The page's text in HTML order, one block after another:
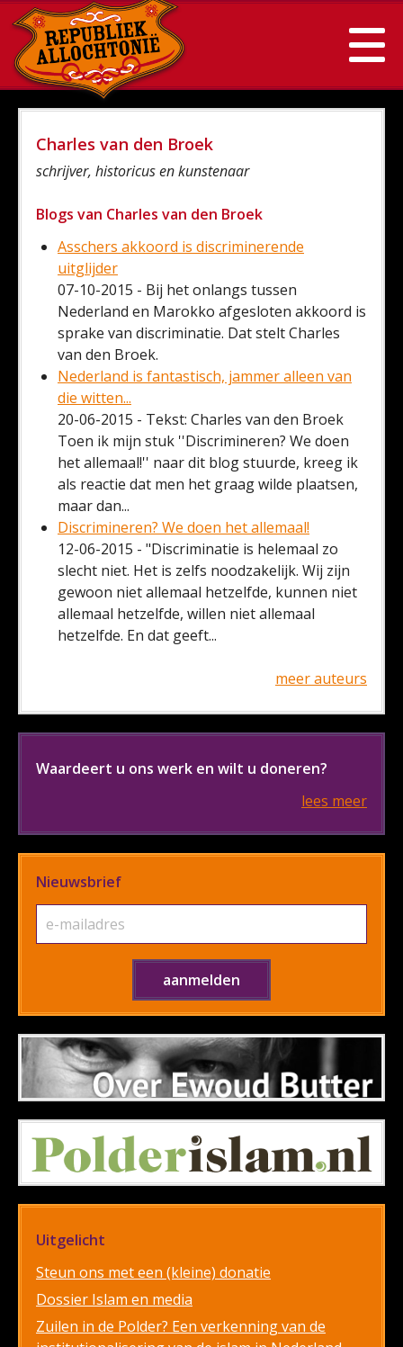
Charles van den Broek
schrijver, historicus en kunstenaar
Blogs van Charles van den Broek
Asschers akkoord is discriminerende
uitglijder
07-10-2015 - Bij het onlangs tussen
Nederland en Marokko afgesloten akkoord is
sprake van discriminatie. Dat stelt Charles
van den Broek.
Nederland is fantastisch, jammer alleen van
die witten...
20-06-2015 - Tekst: Charles van den Broek
Toen ik mijn stuk ''Discrimineren? We doen
het allemaal!'' naar dit blog stuurde, kreeg ik
als reactie dat men het graag wilde plaatsen,
maar dan...
Discrimineren? We doen het allemaal!
12-06-2015 - "Discriminatie is helemaal zo
slecht niet. Het is zelfs noodzakelijk. Wij zijn
gewoon niet allemaal hetzelfde, kunnen niet
allemaal hetzelfde, willen niet allemaal
hetzelfde. En dat geeft...
meer auteurs
Waardeert u ons werk en wilt u doneren?
lees meer
Nieuwsbrief
Uitgelicht
Steun ons met een (kleine) donatie
Dossier Islam en media
Zuilen in de Polder? Een verkenning van de